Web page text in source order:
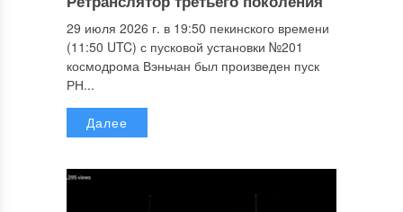
29 июля 2026 г. в 19:50 пекинского времени
(11:50 UTC) с пусковой установки №201
космодрома Вэньчан был произведен пуск
РН...
Далее